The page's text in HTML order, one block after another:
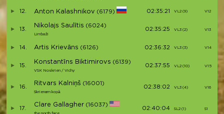
12. Anton Kalashnikov (6179) 02:35:21 VL2 (9) V12
13.
Nikolajs Saulītis (6024)
Limbaži
02:35:25 VL3 (2) V13
14. Artis Krievāns (6126) 02:36:32 VL3 (3) V14
15.
Konstantīns Biktimirovs (6139)
VSK Noskrien / Vichy
02:37:55 VL2 (10) V15
16.
Ritvars Kalniņš (16001)
Skrienam kopā
02:38:02 VL3 (4) V16
17.
Clare Gallagher (16037)
the north face
02:40:04 SL2 (1) S1